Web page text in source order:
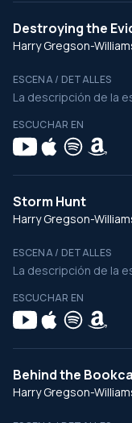
Destroying the
Harry Gregson-
ESCENA / DETALLES
La descripción de la
ESCUCHAR EN
Storm Hunt
Harry Gregson-
ESCENA / DETALLES
La descripción de la
ESCUCHAR EN
Behind the
Harry Gregson-